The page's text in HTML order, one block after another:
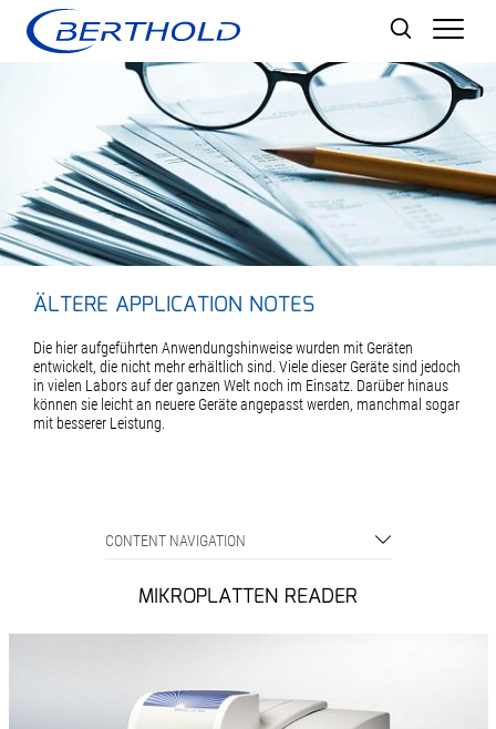
ÄLTERE APPLICATION NOTES
Die hier aufgeführten Anwendungshinweise wurden mit Geräten
entwickelt, die nicht mehr erhältlich sind. Viele dieser Geräte sind jedoch
in vielen Labors auf der ganzen Welt noch im Einsatz. Darüber hinaus
können sie leicht an neuere Geräte angepasst werden, manchmal sogar
mit besserer Leistung.
CONTENT NAVIGATION
MIKROPLATTEN READER